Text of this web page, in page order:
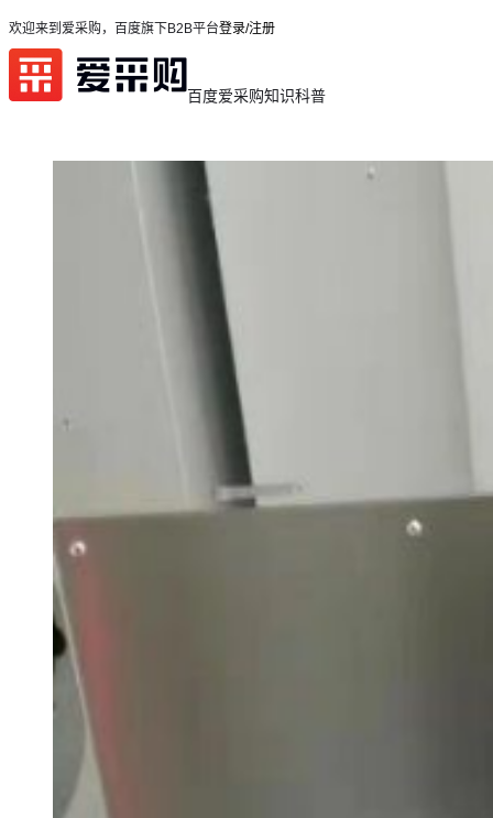
欢迎来到爱采购，百度旗下B2B平台登录/注册
百度爱采购知识科普